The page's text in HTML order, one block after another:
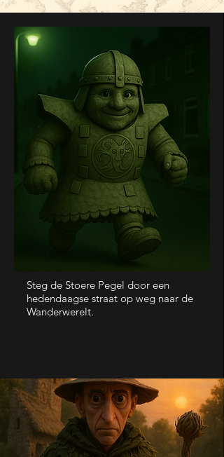
Steg de Stoere Pegel door een
hedendaagse straat op weg naar de
Wanderwerelt.